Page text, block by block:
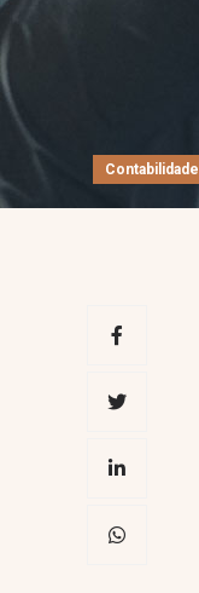
Contabilidade